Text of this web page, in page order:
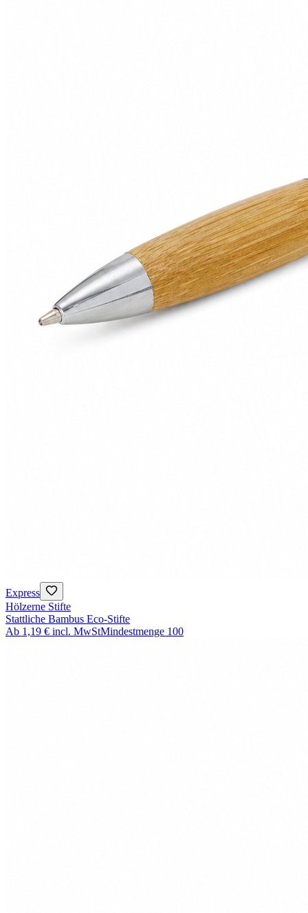
Express
Hölzerne Stifte
Stattliche Bambus Eco-Stifte
Ab 1,19 € incl. MwStMindestmenge 100